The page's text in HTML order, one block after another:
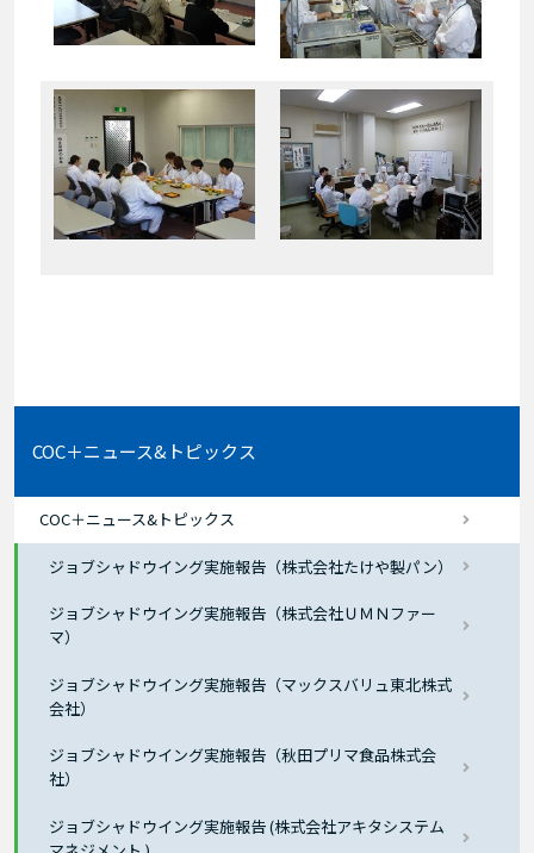
COC＋ニュース&トピックス
COC＋ニュース&トピックス
ジョブシャドウイング実施報告（株式会社たけや製パン）
ジョブシャドウイング実施報告（株式会社ＵＭＮファー
マ）
ジョブシャドウイング実施報告（マックスバリュ東北株式
会社）
ジョブシャドウイング実施報告（秋田プリマ食品株式会
社）
ジョブシャドウイング実施報告 (株式会社アキタシステム